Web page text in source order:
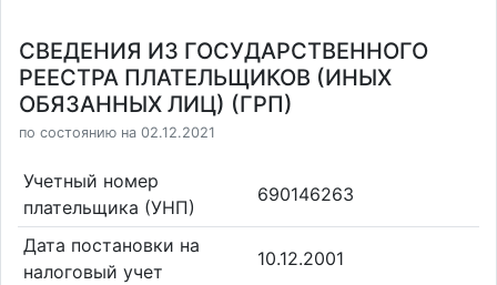
СВЕДЕНИЯ ИЗ ГОСУДАРСТВЕННОГО
РЕЕСТРА ПЛАТЕЛЬЩИКОВ (ИНЫХ
ОБЯЗАННЫХ ЛИЦ) (ГРП)
по состоянию на 02.12.2021
Учетный номер
плательщика (УНП)
690146263
Дата постановки на
налоговый учет
10.12.2001